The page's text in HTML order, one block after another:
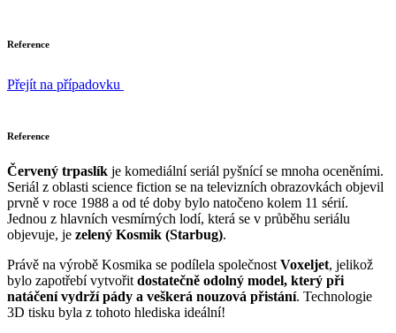
Reference
Přejít na případovku
Reference
Červený trpaslík je komediální seriál pyšnící se mnoha oceněními.
Seriál z oblasti science fiction se na televizních obrazovkách objevil
prvně v roce 1988 a od té doby bylo natočeno kolem 11 sérií.
Jednou z hlavních vesmírných lodí, která se v průběhu seriálu
objevuje, je zelený Kosmik (Starbug).
Právě na výrobě Kosmika se podílela společnost Voxeljet, jelikož
bylo zapotřebí vytvořit dostatečně odolný model, který při
natáčení vydrží pády a veškerá nouzová přistání. Technologie
3D tisku byla z tohoto hlediska ideální!